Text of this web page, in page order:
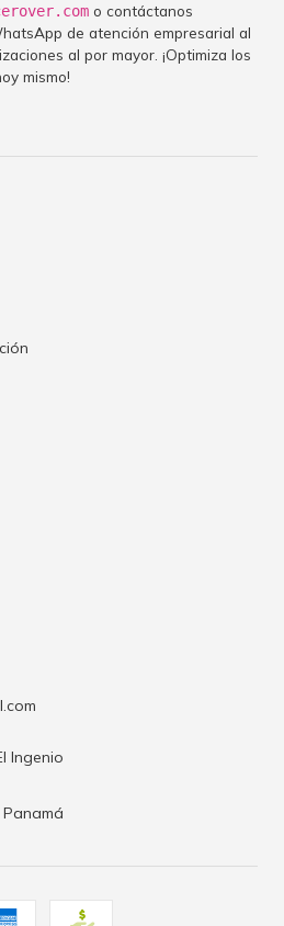
o contáctanos
de atención empresarial al
al por mayor. ¡Optimiza los
mismo!
Ingenio